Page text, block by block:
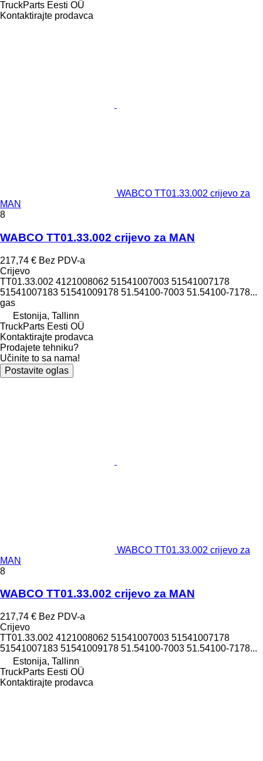
TruckParts Eesti OÜ
Kontaktirajte prodavca
WABCO TT01.33.002 crijevo za
MAN
8
WABCO TT01.33.002 crijevo za MAN
217,74 € Bez PDV-a
Crijevo
TT01.33.002 4121008062 51541007003 51541007178
51541007183 51541009178 51.54100-7003 51.54100-7178...
gas
Estonija, Tallinn
TruckParts Eesti OÜ
Kontaktirajte prodavca
Prodajete tehniku?
Učinite to sa nama!
Postavite oglas
WABCO TT01.33.002 crijevo za
MAN
8
WABCO TT01.33.002 crijevo za MAN
217,74 € Bez PDV-a
Crijevo
TT01.33.002 4121008062 51541007003 51541007178
51541007183 51541009178 51.54100-7003 51.54100-7178...
Estonija, Tallinn
TruckParts Eesti OÜ
Kontaktirajte prodavca